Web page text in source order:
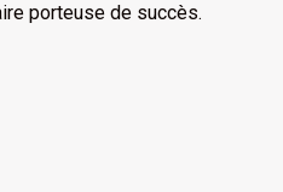
porteuse de succès.